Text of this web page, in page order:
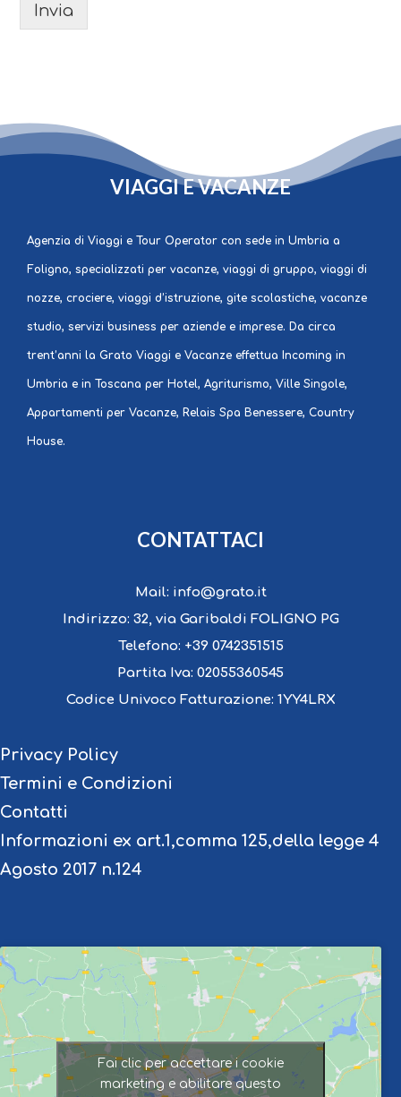
Invia
GRATO
VIAGGI E VACANZE
Agenzia di Viaggi e Tour Operator con sede in Umbria a
Foligno, specializzati per vacanze, viaggi di gruppo, viaggi di
nozze, crociere, viaggi d’istruzione, gite scolastiche, vacanze
studio, servizi business per aziende e imprese. Da circa
trent’anni la Grato Viaggi e Vacanze effettua Incoming in
Umbria e in Toscana per Hotel, Agriturismo, Ville Singole,
Appartamenti per Vacanze, Relais Spa Benessere, Country
House.
CONTATTACI
Mail: info@grato.it
Indirizzo: 32, via Garibaldi FOLIGNO PG
Telefono: +39 0742351515
Partita Iva: 02055360545
Codice Univoco Fatturazione: 1YY4LRX
Privacy Policy
Termini e Condizioni
Contatti
Informazioni ex art.1,comma 125,della legge 4
Agosto 2017 n.124
Fai clic per accettare i cookie
marketing e abilitare questo